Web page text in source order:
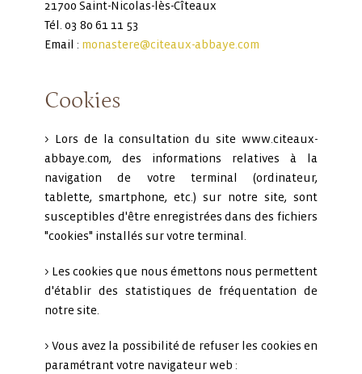
21700 Saint-Nicolas-lès-Cîteaux
Tél. 03 80 61 11 53
Email : monastere@citeaux-abbaye.com
Cookies
> Lors de la consultation du site www.citeaux-
abbaye.com, des informations relatives à la
navigation de votre terminal (ordinateur,
tablette, smartphone, etc.) sur notre site, sont
susceptibles d'être enregistrées dans des fichiers
"cookies" installés sur votre terminal.
> Les cookies que nous émettons nous permettent
d'établir des statistiques de fréquentation de
notre site.
> Vous avez la possibilité de refuser les cookies en
paramétrant votre navigateur web :